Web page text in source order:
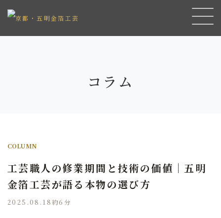
コラム
COLUMN
工芸職人の修業期間と技術の価値｜五明
金箔工芸が語る本物の選び方
2025.08.18 約6分